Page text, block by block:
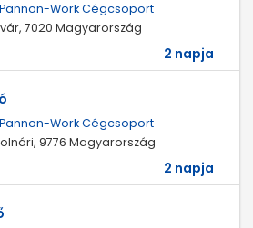
Pannon-Work Cégcsoport
7020 Magyarország
2 napja
Pannon-Work Cégcsoport
9776 Magyarország
2 napja